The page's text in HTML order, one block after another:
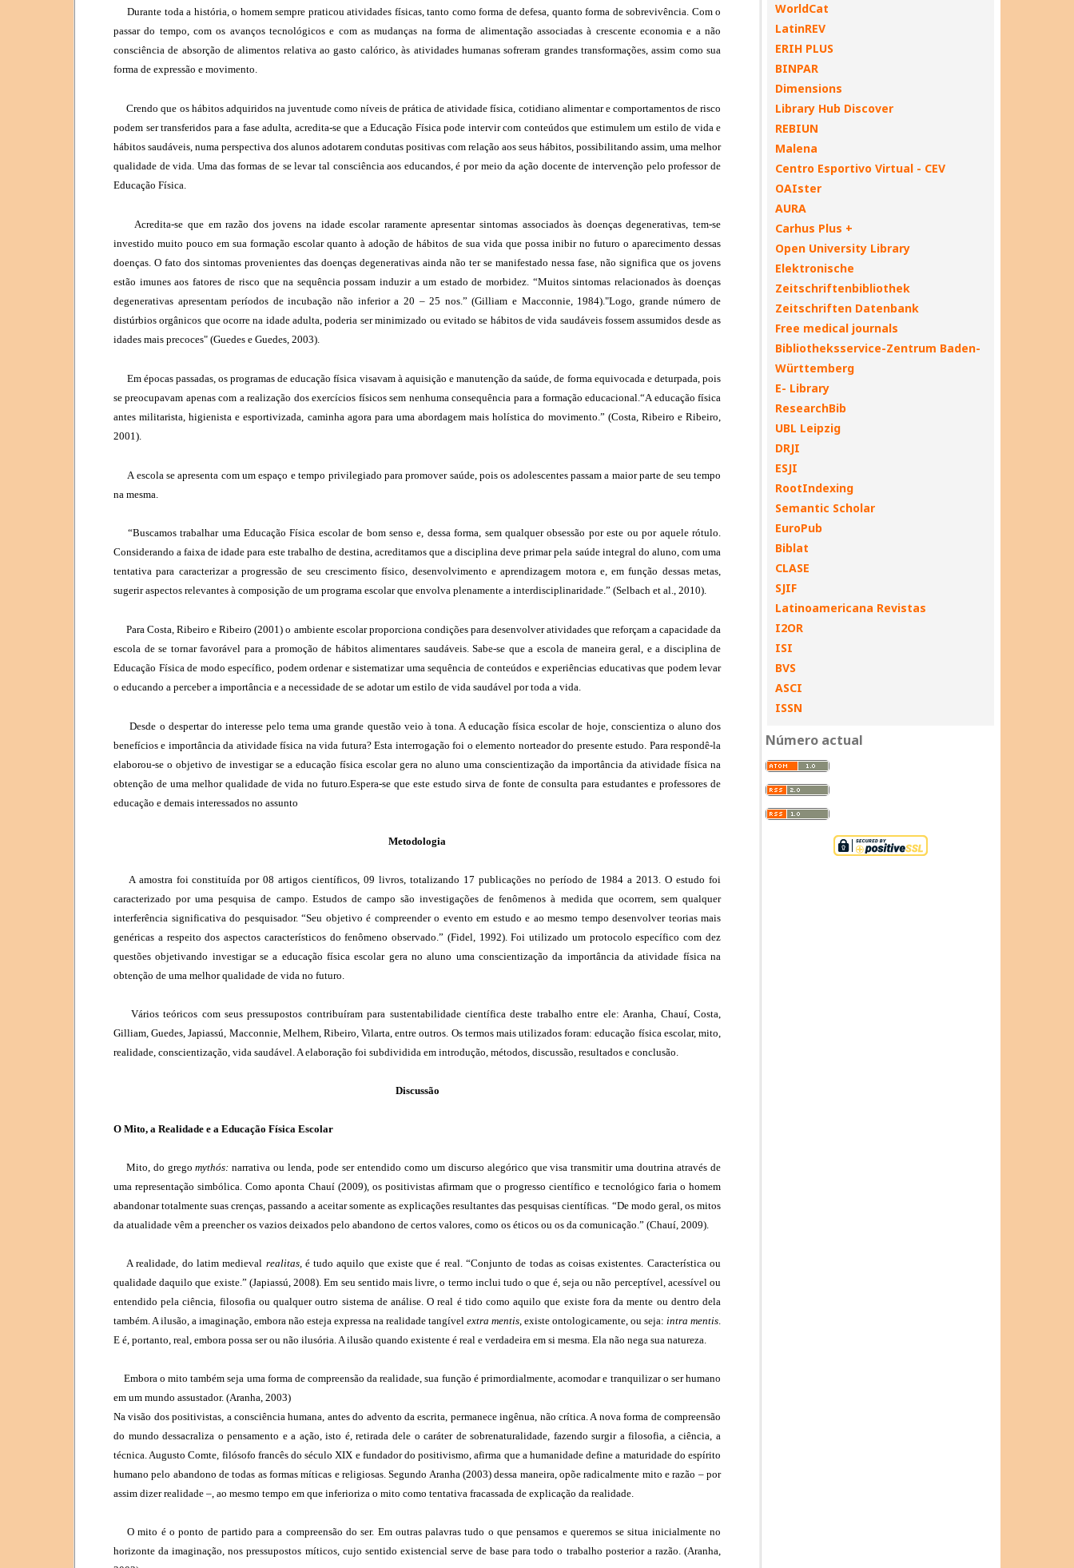
WorldCat
LatinREV
ERIH PLUS
BINPAR
Dimensions
Library Hub Discover
REBIUN
Malena
Centro Esportivo Virtual - CEV
OAIster
AURA
Carhus Plus +
Open University Library
Elektronische
Zeitschriftenbibliothek
Zeitschriften Datenbank
Free medical journals
Bibliotheksservice-Zentrum Baden-
Württemberg
E- Library
ResearchBib
UBL Leipzig
DRJI
ESJI
RootIndexing
Semantic Scholar
EuroPub
Biblat
CLASE
SJIF
Latinoamericana Revistas
I2OR
ISI
BVS
ASCI
ISSN
Número actual